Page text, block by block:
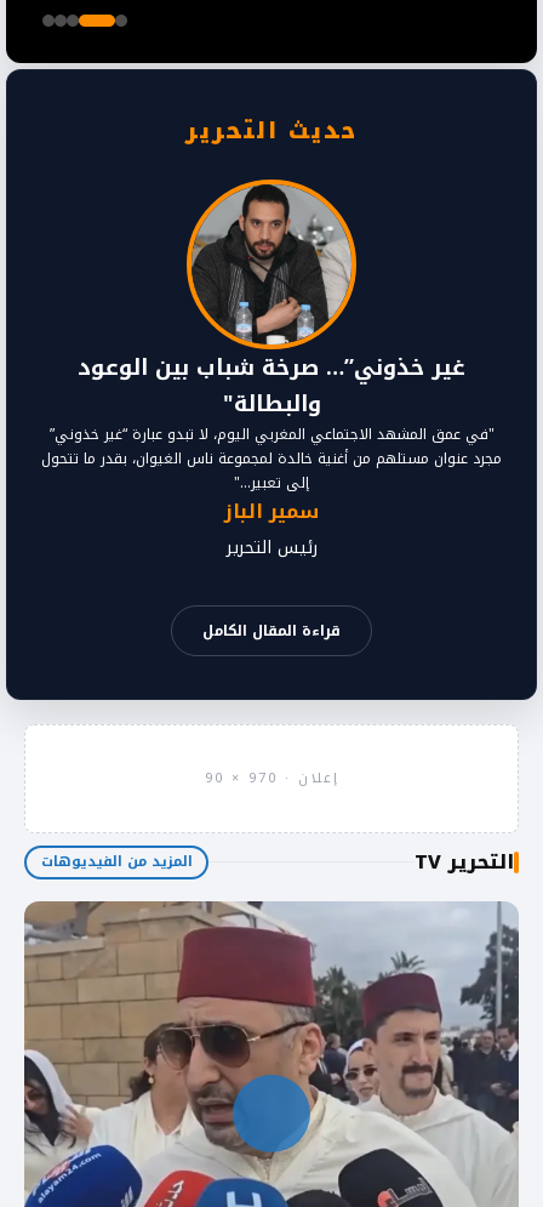
حديث التحرير
غير خذوني”… صرخة شباب بين الوعود
والبطالة"
"في عمق المشهد الاجتماعي المغربي اليوم، لا تبدو عبارة “غير خذوني”
مجرد عنوان مستلهم من أغنية خالدة لمجموعة ناس الغيوان، بقدر ما تتحول
إلى تعبير..."
سمير الباز
رئيس التحرير
قراءة المقال الكامل
إعلان · 970 × 90
التحرير TV المزيد من الفيديوهات